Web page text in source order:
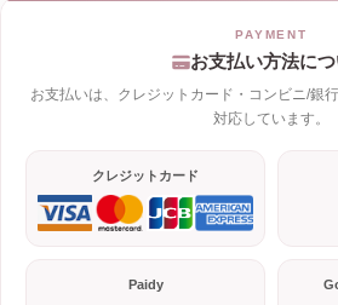
お支払い方法に
お支払いは、クレジットカード・コンビニ/銀
対応しています。
クレジットカード
Paidy